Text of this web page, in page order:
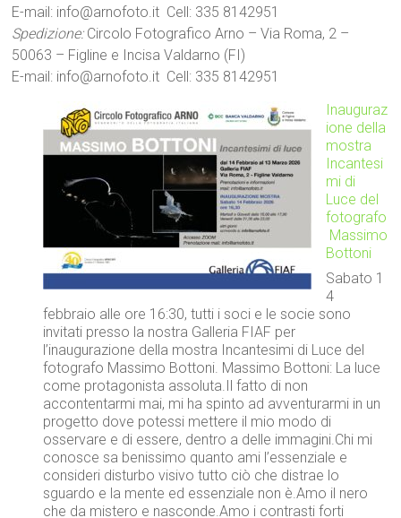
E-mail: info@arnofoto.it Cell: 335 8142951
Spedizione: Circolo Fotografico Arno – Via Roma, 2 –
50063 – Figline e Incisa Valdarno (FI)
E-mail: info@arnofoto.it Cell: 335 8142951
Inauguraz
ione della
mostra
Incantesi
mi di
Luce del
fotografo
Massimo
Bottoni
Sabato 1
4
febbraio alle ore 16:30, tutti i soci e le socie sono
invitati presso la nostra Galleria FIAF per
l’inaugurazione della mostra Incantesimi di Luce del
fotografo Massimo Bottoni. Massimo Bottoni: La luce
come protagonista assoluta.Il fatto di non
accontentarmi mai, mi ha spinto ad avventurarmi in un
progetto dove potessi mettere il mio modo di
osservare e di essere, dentro a delle immagini.Chi mi
conosce sa benissimo quanto ami l’essenziale e
consideri disturbo visivo tutto ciò che distrae lo
sguardo e la mente ed essenziale non è.Amo il nero
che da mistero e nasconde.Amo i contrasti forti